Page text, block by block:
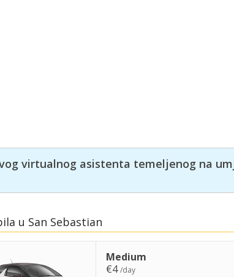
virtualnog asistenta temeljenog na
u San Sebastian
Medium
€4/day